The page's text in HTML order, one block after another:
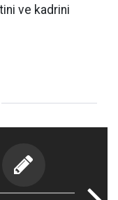
ve kadrini